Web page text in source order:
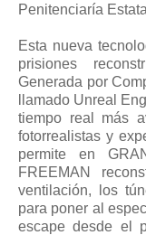
Penitenciaría
Esta nueva
prisiones
Generada por
llamado Unreal
tiempo real más
fotorrealistas y
permite en
FREEMAN
ventilación, los
para poner al
escape desde el